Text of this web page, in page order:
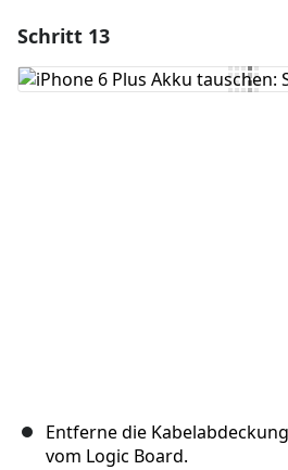
Kommentar hinzufügen
Schritt 13
Entferne die
vom Logic Board.